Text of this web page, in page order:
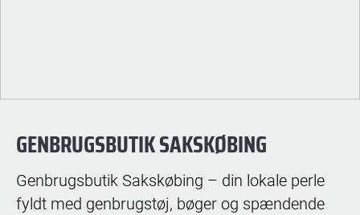
GENBRUGSBUTIK SAKSKØBING
Genbrugsbutik Sakskøbing – din lokale perle
fyldt med genbrugstøj, bøger og spændende